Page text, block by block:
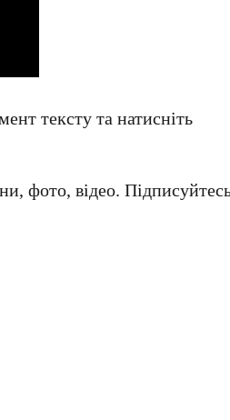
тексту та натисніть
фото, відео.